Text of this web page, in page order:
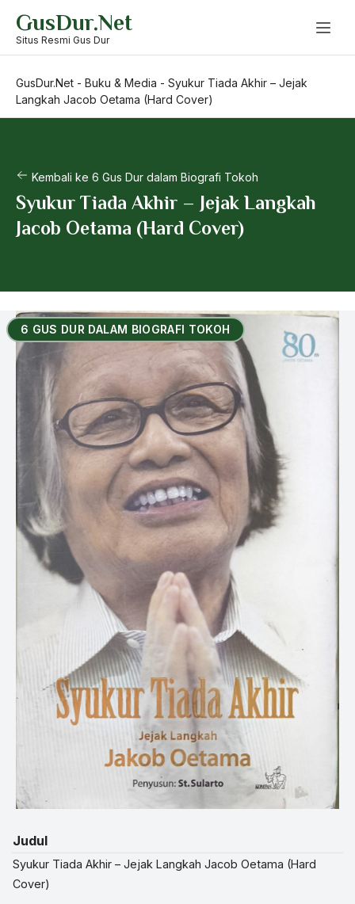
content
GusDur.Net
Situs Resmi Gus Dur
GusDur.Net - Buku & Media - Syukur Tiada Akhir – Jejak
Langkah Jacob Oetama (Hard Cover)
Kembali ke 6 Gus Dur dalam Biografi Tokoh
Syukur Tiada Akhir – Jejak Langkah
Jacob Oetama (Hard Cover)
6 GUS DUR DALAM BIOGRAFI TOKOH
Judul
Syukur Tiada Akhir – Jejak Langkah Jacob Oetama (Hard
Cover)